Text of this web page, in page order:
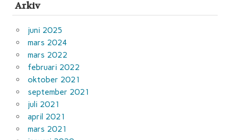
Arkiv
juni 2025
mars 2024
mars 2022
februari 2022
oktober 2021
september 2021
juli 2021
april 2021
mars 2021